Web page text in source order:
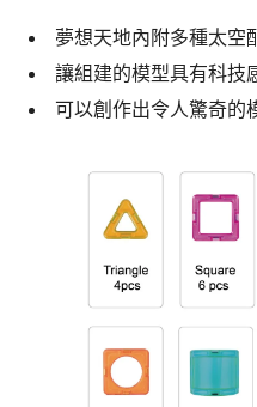
夢想天地內附多種太空
讓組建的模型具有科技
可以創作出令人驚奇的